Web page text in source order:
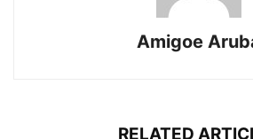
Amigoe
RELATED